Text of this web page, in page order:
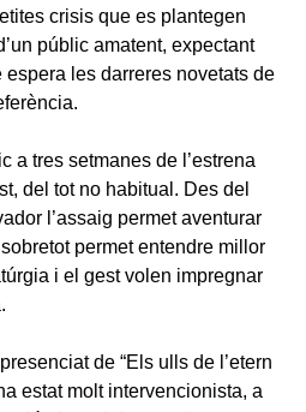
crisis que es plantegen
públic amatent, expectant
espera les darreres novetats de
a tres setmanes de l’estrena
del tot no habitual. Des del
l’assaig permet aventurar
permet entendre millor
i el gest volen impregnar
de “Els ulls de l’etern
estat molt intervencionista, a